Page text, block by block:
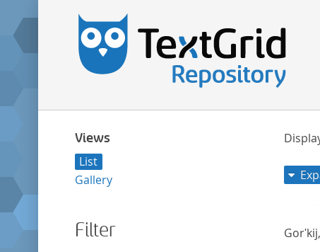
Views
List
Gallery
Filter